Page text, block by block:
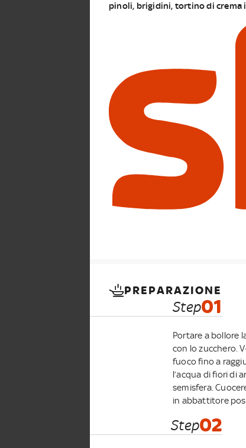
pinoli, brigidini, tortino di crema
PREPARAZIONE
Step01
Portare a bollore
con lo zucchero.
fuoco fino a
l’acqua di fiori di
semisfera.
in abbattitore
Step02